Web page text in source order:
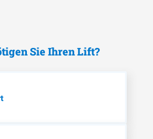
Sie Ihren Lift?